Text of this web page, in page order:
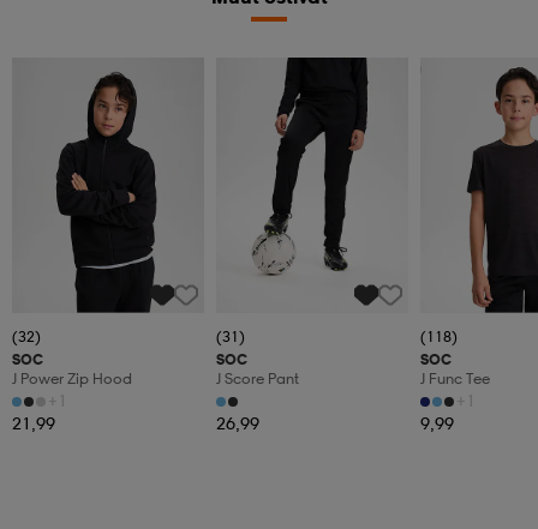
(32)
SOC
J Power Zip Hood
+1
21,99
(31)
SOC
J Score Pant
26,99
Katso hintaa
(118)
SOC
J Func Tee
+1
9,99